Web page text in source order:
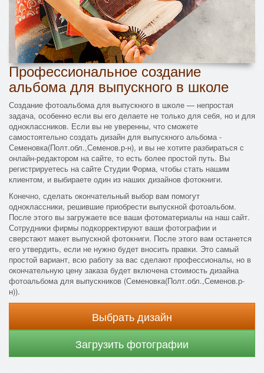
Профессиональное создание
альбома для выпускного в школе
Создание фотоальбома для выпускного в школе — непростая
задача, особенно если вы его делаете не только для себя, но и для
одноклассников. Если вы не уверенны, что сможете
самостоятельно создать дизайн для выпускного альбома -
Семеновка(Полт.обл.,Семенов.р-н), и вы не хотите разбираться с
онлайн-редактором на сайте, то есть более простой путь. Вы
регистрируетесь на сайте Студии Форма, чтобы стать нашим
клиентом, и выбираете один из наших дизайнов фотокниги.
Конечно, сделать окончательный выбор вам помогут
одноклассники, решившие приобрести выпускной фотоальбом.
После этого вы загружаете все ваши фотоматериалы на наш сайт.
Сотрудники фирмы подкорректируют ваши фотографии и
сверстают макет выпускной фотокниги. После этого вам останется
его утвердить, если не нужно будет вносить правки. Это самый
простой вариант, всю работу за вас сделают профессионалы, но в
окончательную цену заказа будет включена стоимость дизайна
фотоальбома для выпускников (Семеновка(Полт.обл.,Семенов.р-
н)).
Выбрать дизайн
Загрузить фотографии